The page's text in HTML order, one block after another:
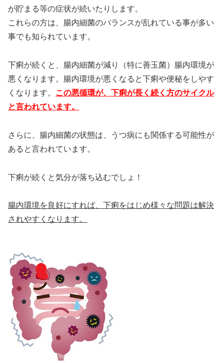
が貯まる等の症状が続いたりします。
これらの方は、腸内細菌のバランスが乱れている事が多い
事でも知られています。
下痢が続くと、腸内細菌が減り（特に善玉菌）腸内環境が
悪くなります。腸内環境が悪くなると下痢や便秘をしやす
くなります。 この悪循環が、下痢が長く続く方のサイクル
と言われています。
さらに、腸内細菌の状態は、うつ病にも関係する可能性が
あると言われています。
下痢が続くと気分が落ち込むでしょ！
腸内環境を良好にすれば、下痢をはじめ様々な問題は解決
されやすくなります。